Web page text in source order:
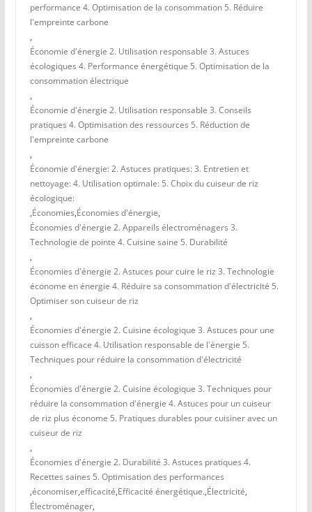
performance 4. Optimisation de la consommation 5. Réduire
l'empreinte carbone
,
Économie d'énergie 2. Utilisation responsable 3. Astuces
écologiques 4. Performance énergétique 5. Optimisation de la
consommation électrique
,
Économie d'énergie 2. Utilisation responsable 3. Conseils
pratiques 4. Optimisation des ressources 5. Réduction de
l'empreinte carbone
,
Économie d'énergie: 2. Astuces pratiques: 3. Entretien et
nettoyage: 4. Utilisation optimale: 5. Choix du cuiseur de riz
écologique:
,Économies,Économies d'énergie,
Économies d'énergie 2. Appareils électroménagers 3.
Technologie de pointe 4. Cuisine saine 5. Durabilité
,
Économies d'énergie 2. Astuces pour cuire le riz 3. Technologie
économe en énergie 4. Réduire sa consommation d'électricité 5.
Optimiser son cuiseur de riz
,
Économies d'énergie 2. Cuisine écologique 3. Astuces pour une
cuisson efficace 4. Utilisation responsable de l'énergie 5.
Techniques pour réduire la consommation d'électricité
,
Économies d'énergie 2. Cuisine écologique 3. Techniques pour
réduire la consommation d'énergie 4. Astuces pour un cuiseur
de riz plus économe 5. Pratiques durables pour cuisiner avec un
cuiseur de riz
,
Économies d'énergie 2. Durabilité 3. Astuces pratiques 4.
Recettes saines 5. Optimisation des performances
,économiser,efficacité,Efficacité énergétique.,Électricité,
Électroménager,